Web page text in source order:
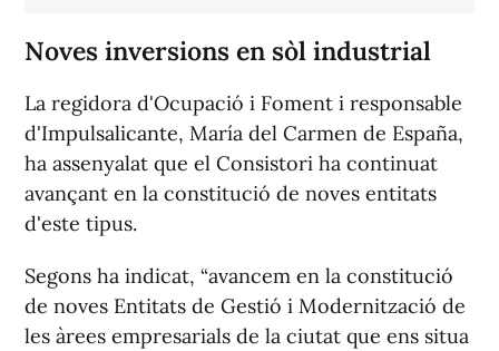
Noves inversions en sòl industrial
La regidora d'Ocupació i Foment i responsable
d'Impulsalicante, María del Carmen de España,
ha assenyalat que el Consistori ha continuat
avançant en la constitució de noves entitats
d'este tipus.
Segons ha indicat, “avancem en la constitució
de noves Entitats de Gestió i Modernització de
les àrees empresarials de la ciutat que ens situa